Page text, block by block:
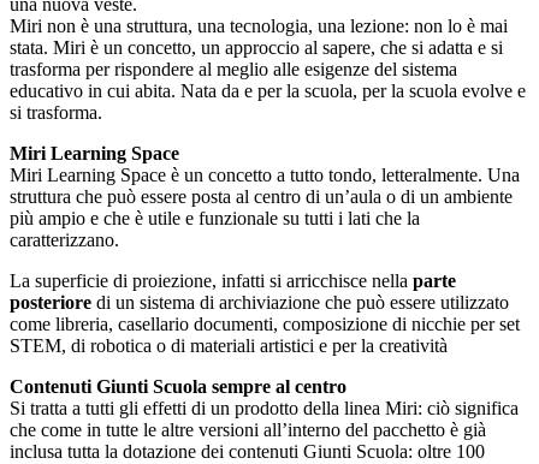
una nuova veste.
Miri non è una struttura, una tecnologia, una lezione: non lo è mai
stata. Miri è un concetto, un approccio al sapere, che si adatta e si
trasforma per rispondere al meglio alle esigenze del sistema
educativo in cui abita. Nata da e per la scuola, per la scuola evolve e
si trasforma.
Miri Learning Space
Miri Learning Space è un concetto a tutto tondo, letteralmente. Una
struttura che può essere posta al centro di un’aula o di un ambiente
più ampio e che è utile e funzionale su tutti i lati che la
caratterizzano.
La superficie di proiezione, infatti si arricchisce nella parte
posteriore di un sistema di archiviazione che può essere utilizzato
come libreria, casellario documenti, composizione di nicchie per set
STEM, di robotica o di materiali artistici e per la creatività
Contenuti Giunti Scuola sempre al centro
Si tratta a tutti gli effetti di un prodotto della linea Miri: ciò significa
che come in tutte le altre versioni all’interno del pacchetto è già
inclusa tutta la dotazione dei contenuti Giunti Scuola: oltre 100